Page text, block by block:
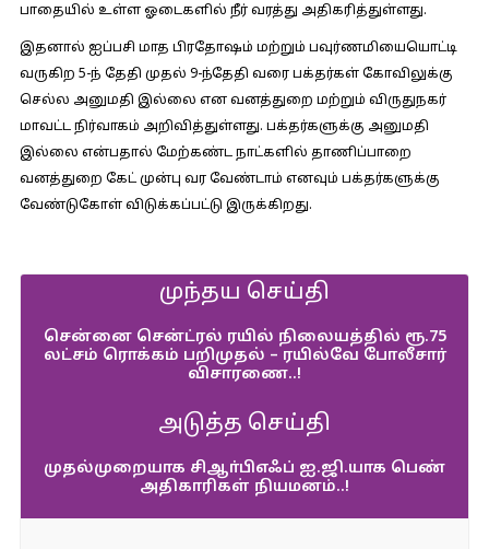
பாதையில் உள்ள ஓடைகளில் நீர் வரத்து அதிகரித்துள்ளது.
இதனால் ஐப்பசி மாத பிரதோஷம் மற்றும் பவுர்ணமியையொட்டி
வருகிற 5-ந் தேதி முதல் 9-ந்தேதி வரை பக்தர்கள் கோவிலுக்கு
செல்ல அனுமதி இல்லை என வனத்துறை மற்றும் விருதுநகர்
மாவட்ட நிர்வாகம் அறிவித்துள்ளது. பக்தர்களுக்கு அனுமதி
இல்லை என்பதால் மேற்கண்ட நாட்களில் தாணிப்பாறை
வனத்துறை கேட் முன்பு வர வேண்டாம் எனவும் பக்தர்களுக்கு
வேண்டுகோள் விடுக்கப்பட்டு இருக்கிறது.
முந்தய செய்தி
சென்னை சென்ட்ரல் ரயில் நிலையத்தில் ரூ.75
லட்சம் ரொக்கம் பறிமுதல் – ரயில்வே போலீசார்
விசாரணை..!
அடுத்த செய்தி
முதல்முறையாக சிஆா்பிஎஃப் ஐ.ஜி.யாக பெண்
அதிகாரிகள் நியமனம்..!